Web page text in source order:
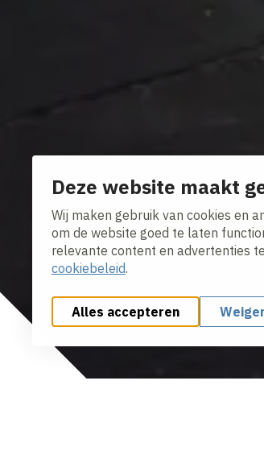
Deze website maakt
Wij maken gebruik van cookies en
om de website goed te laten
relevante content en advertenties
cookiebeleid.
Alles accepteren